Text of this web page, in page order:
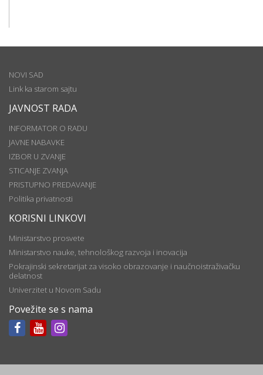
NOVI SAD
Link ka starom sajtu
JAVNOST RADA
INFORMATOR O RADU
JAVNE NABAVKE
IZBOR U ZVANJE
STICANJE ZVANJA
PRISTUPNO PREDAVANJE
Politika privatnosti
KORISNI LINKOVI
Ministarstvo prosvete
Ministarstvo nauke, tehnološkog razvoja i inovacija
Pokrajinski sekretarijat za visoko obrazovanje i naučnoistraživačku
delatnost
Univerzitet u Novom Sadu
Povežite se s nama